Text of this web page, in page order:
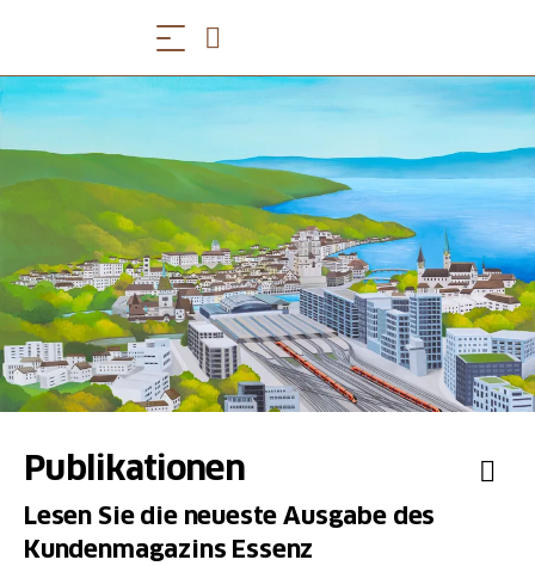
Publikationen
Lesen Sie die neueste Ausgabe des
Kundenmagazins Essenz